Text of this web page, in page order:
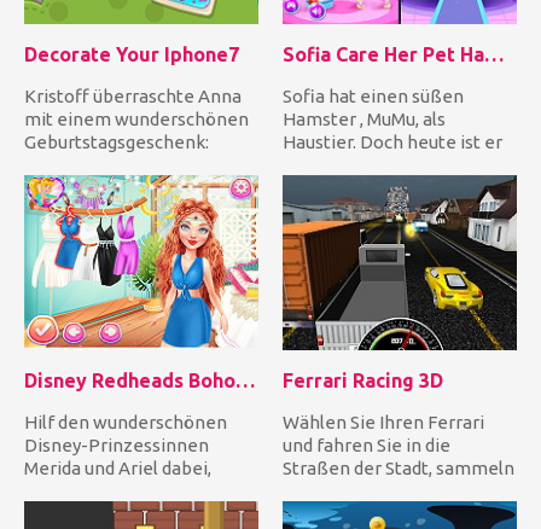
Decorate Your Iphone7
Kristoff überraschte Anna
mit einem wunderschönen
Geburtstagsgeschenk:
si...
Sofia Care Her Pet Hamster
Sofia hat einen süßen
Hamster , MuMu, als
Haustier. Doch heute ist er
Disney Redheads Boho Hairstyles
Hilf den wunderschönen
Disney-Prinzessinnen
Merida und Ariel dabei,
Ferrari Racing 3D
Wählen Sie Ihren Ferrari
und fahren Sie in die
Straßen der Stadt, sammeln
Sie...